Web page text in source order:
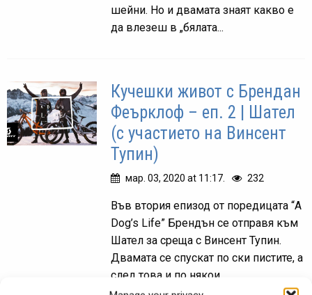
шейни. Но и двамата знаят какво е
да влезеш в „бялата...
Кучешки живот с Брендан
Феърклоф – еп. 2 | Шател
(с участието на Винсент
Тупин)
мар. 03, 2020 at 11:17. 232
Във втория епизод от поредицата “A
Dog’s Life” Брендън се отправя към
Шател за среща с Винсент Тупин.
Двамата се спускат по ски пистите, а
след това и по някои...